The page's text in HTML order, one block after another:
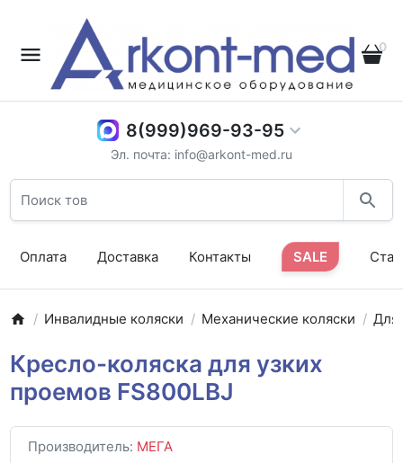
0
8(999)969-93-95
Эл. почта: info@arkont-med.ru
Оплата Доставка Контакты SALE
Инвалидные коляски Механические коляски Для
Кресло-коляска для узких
проемов FS800LBJ
Производитель: МЕГА